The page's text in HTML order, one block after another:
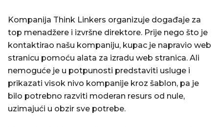
Kompanija Think Linkers organizuje događaje za
top menadžere i izvršne direktore. Prije nego što je
kontaktirao našu kompaniju, kupac je napravio web
stranicu pomoću alata za izradu web stranica. Ali
nemoguće je u potpunosti predstaviti usluge i
prikazati visok nivo kompanije kroz šablon, pa je
bilo potrebno razviti moderan resurs od nule,
uzimajući u obzir sve potrebe.